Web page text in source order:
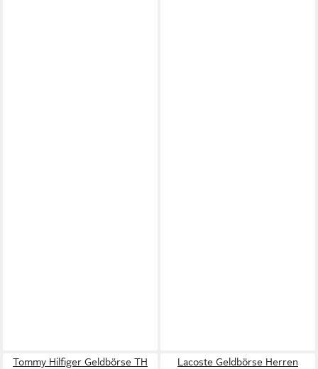
Tommy Hilfiger Geldbörse TH
Lacoste Geldbörse Herren